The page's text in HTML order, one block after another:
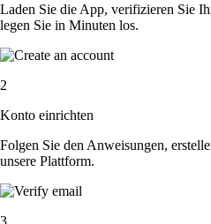
Laden Sie die App, verifizieren Sie
legen Sie in Minuten los.
2
Konto einrichten
Folgen Sie den Anweisungen,
unsere Plattform.
3